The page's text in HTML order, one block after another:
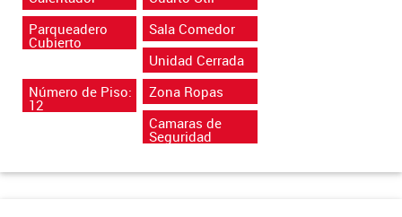
Parqueadero
Cubierto
Sala Comedor
Unidad Cerrada
Número de Piso:
12
Zona Ropas
Camaras de
Seguridad